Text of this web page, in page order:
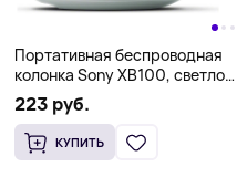
Портативная беспроводная
колонка Sony XB100, светло-
серый
223 руб.
КУПИТЬ